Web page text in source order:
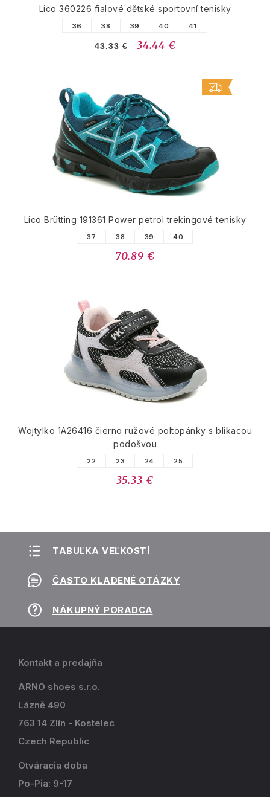
Lico 360226 fialové dětské sportovní tenisky
36 38 39 40 41
43.33 € 34.44 €
Lico Brütting 191361 Power petrol trekingové tenisky
37 38 39 40
70.89 €
Wojtylko 1A26416 čierno ružové poltopánky s blikacou
podošvou
22 23 24 25
35.33 €
TABUĽKA VEĽKOSTÍ
ČASTO KLADENÉ OTÁZKY
NÁKUPNÝ PORADCA
Kontakt a predajňa
ARNO shoes s.r.o.
Lázně 490
763 14 Zlín - Kostelec
Czech Republic
Otváracia doba
Po-Pia: 9-17